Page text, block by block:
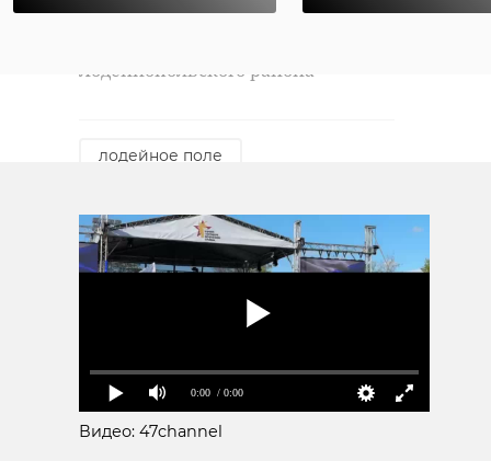
0:00 / 0:00
Видео: 47channel
Лодейнопольского района
лодейное поле
спецоперация
Поделиться статьей: